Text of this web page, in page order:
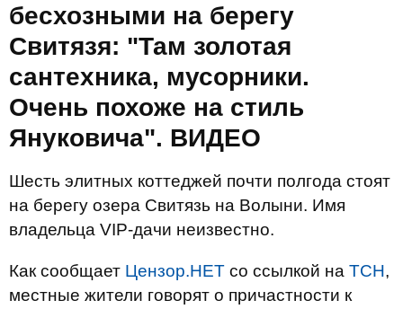
бесхозными на берегу
Свитязя: "Там золотая
сантехника, мусорники.
Очень похоже на стиль
Януковича". ВИДЕО
Шесть элитных коттеджей почти полгода стоят
на берегу озера Свитязь на Волыни. Имя
владельца VIP-дачи неизвестно.
Как сообщает Цензор.НЕТ со ссылкой на ТСН,
местные жители говорят о причастности к